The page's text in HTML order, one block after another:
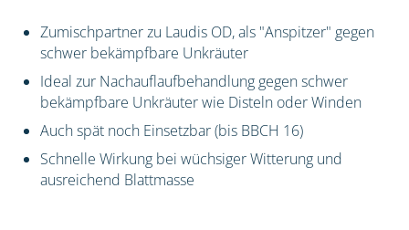
Zumischpartner zu Laudis OD, als "Anspitzer" gegen
schwer bekämpfbare Unkräuter
Ideal zur Nachauflaufbehandlung gegen schwer
bekämpfbare Unkräuter wie Disteln oder Winden
Auch spät noch Einsetzbar (bis BBCH 16)
Schnelle Wirkung bei wüchsiger Witterung und
ausreichend Blattmasse